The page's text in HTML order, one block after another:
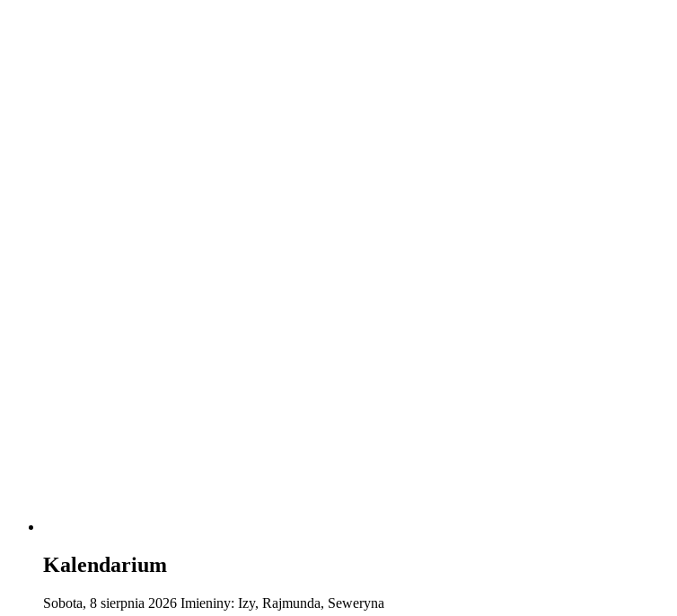
Kalendarium
Sobota, 8 sierpnia 2026 Imieniny: Izy, Rajmunda, Seweryna